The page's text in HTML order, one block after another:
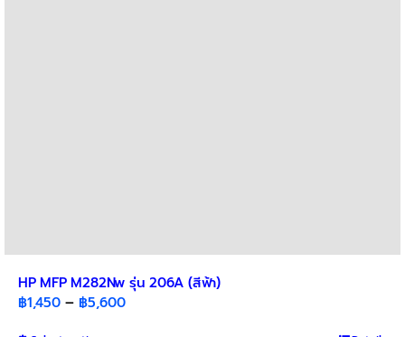
HP MFP M282Nw รุ่น 206A (สีฟ้า)
฿1,450 – ฿5,600Price